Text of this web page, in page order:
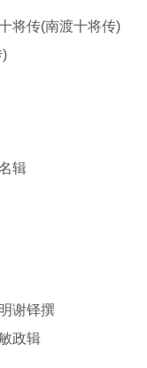
传(南渡十将传)
辑
谢铎撰
政辑